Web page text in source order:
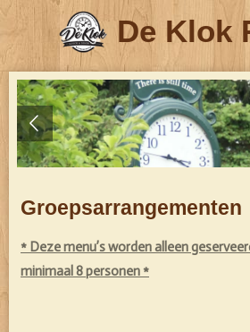
direct
naar
de
hoofdinhoud
De Klok
Groepsarrangementen
* Deze menu’s worden alleen
minimaal 8 personen *